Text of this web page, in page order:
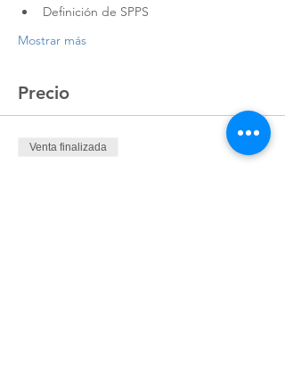
Definición de SPPS
Mostrar más
Precio
Venta finalizada